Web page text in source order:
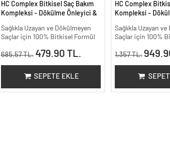
HC Complex Bitkisel Saç Bakım
Kompleksi - Dökülme Önleyici &
100 ml
Sağlıkla Uzayan ve Dökülmeyen
Saçlar için 100% Bitkisel Formül
685.57 TL. 479.90 TL.
SEPETE EKLE
HC Complex
Kompleksi -
200 ml.
Sağlıkla Uzayan
Saçlar için 100%
1,357 TL.